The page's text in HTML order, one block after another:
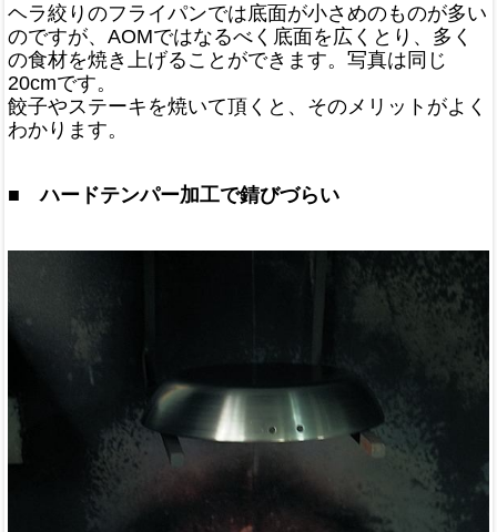
ヘラ絞りのフライパンでは底面が小さめのものが多い
のですが、AOMではなるべく底面を広くとり、多く
の食材を焼き上げることができます。写真は同じ
20cmです。
餃子やステーキを焼いて頂くと、そのメリットがよく
わかります。
■ ハードテンパー加工で錆びづらい